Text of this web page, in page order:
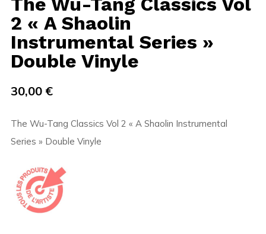
2 « A Shaolin
Instrumental Series »
Double Vinyle
30,00 €
The Wu-Tang Classics Vol 2 « A Shaolin Instrumental
Series » Double Vinyle